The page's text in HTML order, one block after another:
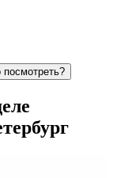
посмотреть?